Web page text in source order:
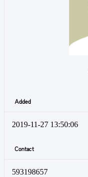
Added
2019-11-27 13:50:06
Contact
593198657